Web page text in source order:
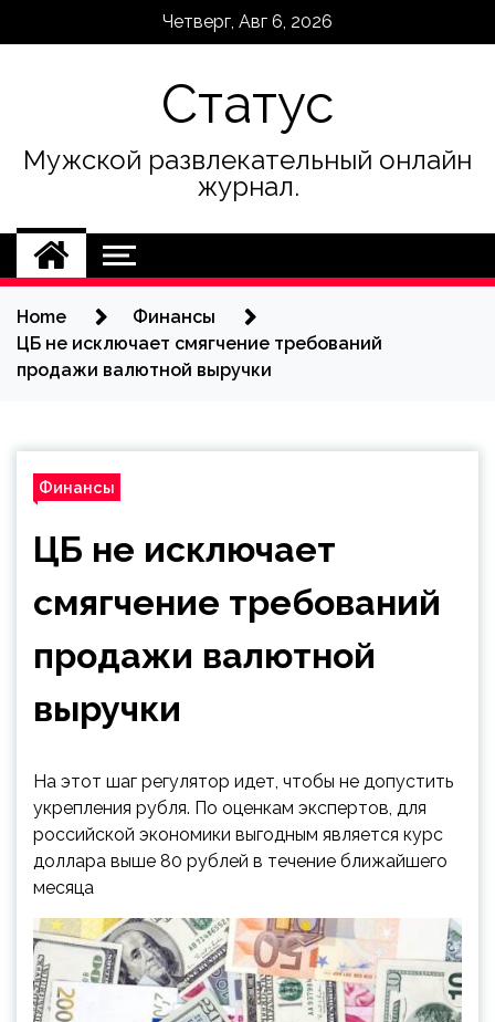
Четверг, Авг 6, 2026
Статус
Мужской развлекательный онлайн
журнал.
Home
Финансы
ЦБ не исключает смягчение требований
продажи валютной выручки
Финансы
ЦБ не исключает
смягчение требований
продажи валютной
выручки
На этот шаг регулятор идет, чтобы не допустить
укрепления рубля. По оценкам экспертов, для
российской экономики выгодным является курс
доллара выше 80 рублей в течение ближайшего
месяца